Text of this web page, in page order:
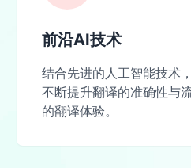
前沿AI技术
结合先进的人工智能技术
不断提升翻译的准确性与
的翻译体验。